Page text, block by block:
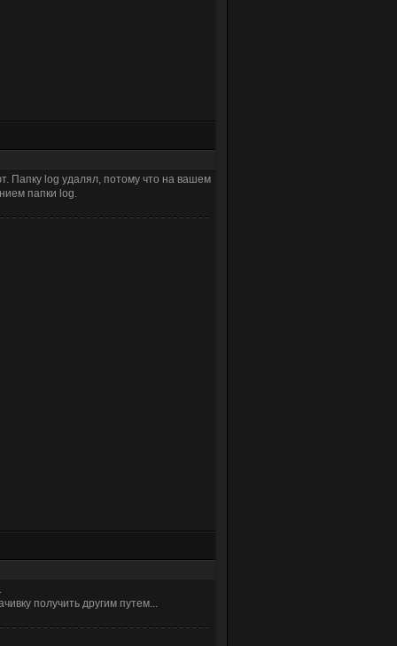
Папку log удалял, потому что на вашем
папки log.
получить другим путем...